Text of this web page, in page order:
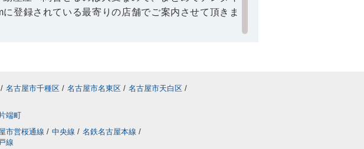
登録されている最寄りの店舗でご案内させて頂きま
。しかし、空き予定などで新たに賃貸募集の予定があ
コトをおすすめいたします。
/ 名古屋市千種区 / 名古屋市名東区 / 名古屋市天白区 /
端町
市営桜通線 / 中央線 / 名鉄名古屋本線 /
線